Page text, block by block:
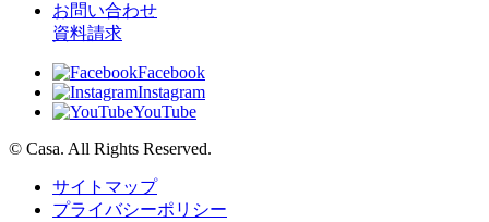
お問い合わせ
資料請求
Facebook
Instagram
YouTube
© Casa. All Rights Reserved.
サイトマップ
プライバシーポリシー